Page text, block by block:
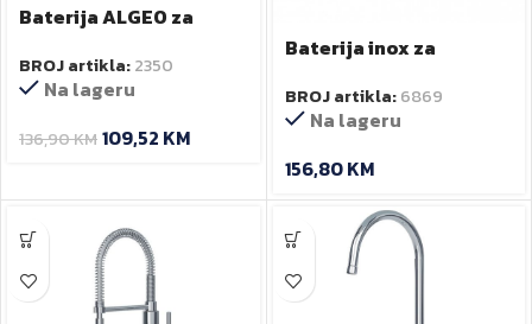
Baterija ALGEO za
Ferro
BROJ artikla:2350
Na lageru
136,90KM109,52 KM
Baterija inox za
BROJ artikla:6869
Na lageru
156,80KM